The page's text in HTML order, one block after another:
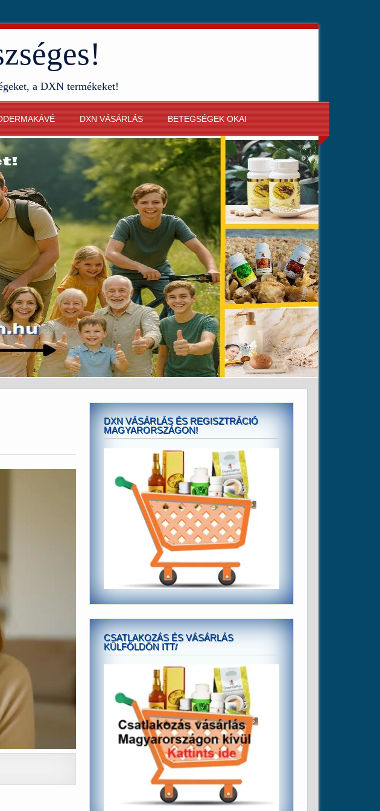
a DXN termékeket!
DXN VÁSÁRLÁS BETEGSÉGEK OKAI
DXN VÁSÁRLÁS ÉS REGISZTRÁCIÓ
MAGYARORSZÁGON!
CSATLAKOZÁS ÉS VÁSÁRLÁS
KÜLFÖLDÖN ITT/